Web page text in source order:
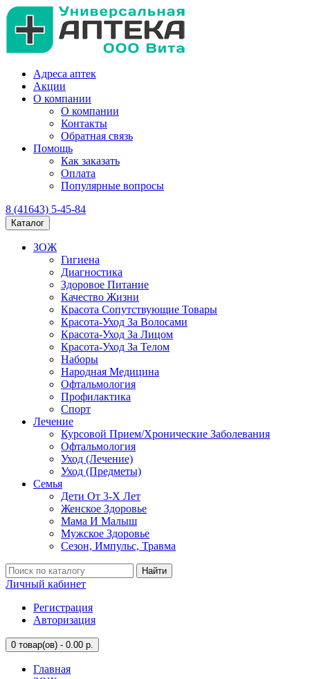
Адреса аптек
Акции
О компании
О компании
Контакты
Обратная связь
Помощь
Как заказать
Оплата
Популярные вопросы
8 (41643) 5-45-84
Каталог
ЗОЖ
Гигиена
Диагностика
Здоровое Питание
Качество Жизни
Красота Сопутствующие Товары
Красота-Уход За Волосами
Красота-Уход За Лицом
Красота-Уход За Телом
Наборы
Народная Медицина
Офтальмология
Профилактика
Спорт
Лечение
Курсовой Прием/Хронические Заболевания
Офтальмология
Уход (Лечение)
Уход (Предметы)
Семья
Дети От 3-Х Лет
Женское Здоровье
Мама И Малыш
Мужское Здоровье
Сезон, Импульс, Травма
Найти
Личный кабинет
Регистрация
Авторизация
0 товар(ов) - 0.00 р.
Главная